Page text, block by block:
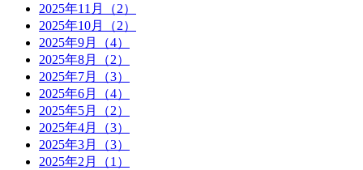
2025年11月（2）
2025年10月（2）
2025年9月（4）
2025年8月（2）
2025年7月（3）
2025年6月（4）
2025年5月（2）
2025年4月（3）
2025年3月（3）
2025年2月（1）